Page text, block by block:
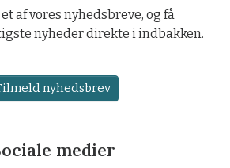
af vores nyhedsbreve, og få
nyheder direkte i indbakken.
nyhedsbrev
medier